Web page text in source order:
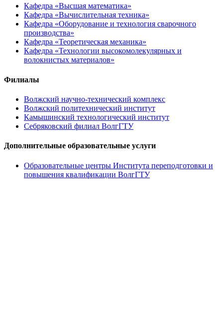
Кафедра «Высшая математика»
Кафедра «Вычислительная техника»
Кафедра «Оборудование и технология сварочного
производства»
Кафедра «Теоретическая механика»
Кафедра «Технологии высокомолекулярных и
волокнистых материалов»
Филиалы
Волжский научно-технический комплекс
Волжский политехнический институт
Камышинский технологический институт
Себряковский филиал ВолгГТУ
Дополнительные образовательные услуги
Образовательные центры Института переподготовки и
повышения квалификации ВолгГТУ